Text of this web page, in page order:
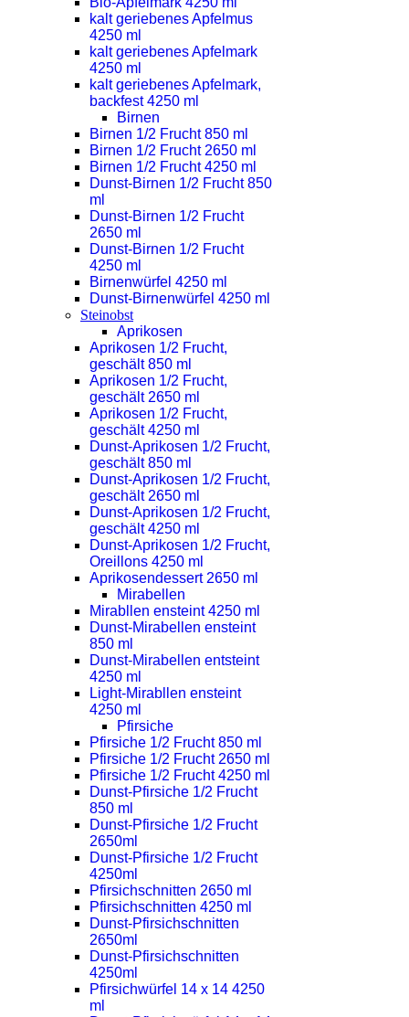
kalt geriebenes Apfelmus
4250 ml
kalt geriebenes Apfelmark
4250 ml
kalt geriebenes Apfelmark,
backfest 4250 ml
Birnen
Birnen 1/2 Frucht 850 ml
Birnen 1/2 Frucht 2650 ml
Birnen 1/2 Frucht 4250 ml
Dunst-Birnen 1/2 Frucht 850
ml
Dunst-Birnen 1/2 Frucht
2650 ml
Dunst-Birnen 1/2 Frucht
4250 ml
Birnenwürfel 4250 ml
Dunst-Birnenwürfel 4250 ml
Steinobst
Aprikosen
Aprikosen 1/2 Frucht,
geschält 850 ml
Aprikosen 1/2 Frucht,
geschält 2650 ml
Aprikosen 1/2 Frucht,
geschält 4250 ml
Dunst-Aprikosen 1/2 Frucht,
geschält 850 ml
Dunst-Aprikosen 1/2 Frucht,
geschält 2650 ml
Dunst-Aprikosen 1/2 Frucht,
geschält 4250 ml
Dunst-Aprikosen 1/2 Frucht,
Oreillons 4250 ml
Aprikosendessert 2650 ml
Mirabellen
Mirabllen ensteint 4250 ml
Dunst-Mirabellen ensteint
850 ml
Dunst-Mirabellen entsteint
4250 ml
Light-Mirabllen ensteint
4250 ml
Pfirsiche
Pfirsiche 1/2 Frucht 850 ml
Pfirsiche 1/2 Frucht 2650 ml
Pfirsiche 1/2 Frucht 4250 ml
Dunst-Pfirsiche 1/2 Frucht
850 ml
Dunst-Pfirsiche 1/2 Frucht
2650ml
Dunst-Pfirsiche 1/2 Frucht
4250ml
Pfirsichschnitten 2650 ml
Pfirsichschnitten 4250 ml
Dunst-Pfirsichschnitten
2650ml
Dunst-Pfirsichschnitten
4250ml
Pfirsichwürfel 14 x 14 4250
ml